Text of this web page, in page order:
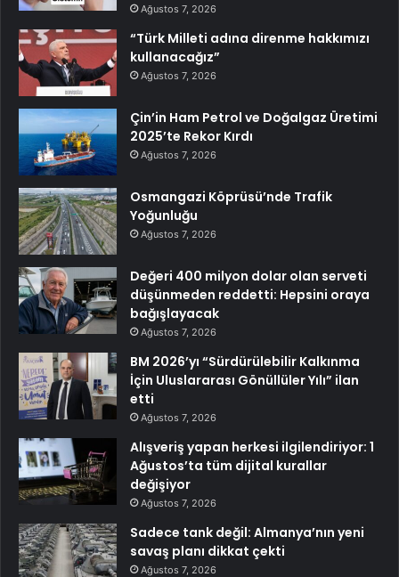
Ağustos 7, 2026
“Türk Milleti adına direnme hakkımızı
kullanacağız”
Ağustos 7, 2026
Çin’in Ham Petrol ve Doğalgaz Üretimi
2025’te Rekor Kırdı
Ağustos 7, 2026
Osmangazi Köprüsü’nde Trafik
Yoğunluğu
Ağustos 7, 2026
Değeri 400 milyon dolar olan serveti
düşünmeden reddetti: Hepsini oraya
bağışlayacak
Ağustos 7, 2026
BM 2026’yı “Sürdürülebilir Kalkınma
İçin Uluslararası Gönüllüler Yılı” ilan
etti
Ağustos 7, 2026
Alışveriş yapan herkesi ilgilendiriyor: 1
Ağustos’ta tüm dijital kurallar
değişiyor
Ağustos 7, 2026
Sadece tank değil: Almanya’nın yeni
savaş planı dikkat çekti
Ağustos 7, 2026